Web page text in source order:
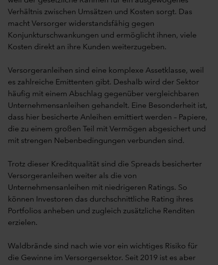
Verhältnis zwischen Umsätzen und Kosten sorgt. Das
macht Versorger widerstandsfähig gegen
Konjunkturschwankungen und ermöglicht ihnen, viele
Kosten direkt an ihre Kunden weiterzugeben.
Versorgeranleihen sind eine komplexe Assetklasse, weil
es zahlreiche Emittenten gibt. Deshalb wird der Sektor
häufig mit einem Abschlag gegenüber vergleichbaren
Unternehmensanleihen gehandelt. Eine Besonderheit ist,
dass hier besicherte Anleihen emittiert werden – Papiere,
die zu einem großen Teil mit Vermögen abgesichert und
mit strengen Nebenbedingungen verbunden sind.
Trotz dieser Kreditqualität sind die Spreads besicherter
Versorgeranleihen weiter als die von
Unternehmensanleihen mit niedrigeren Ratings. So
können Investoren das durchschnittliche Rating ihres
Portfolios anheben und zugleich zusätzliche Renditen
erzielen.
Waldbrände sind nach wie vor ein wichtiges Risiko für
die Gewinne im Versorgersektor. Seit 2019 ist es aber